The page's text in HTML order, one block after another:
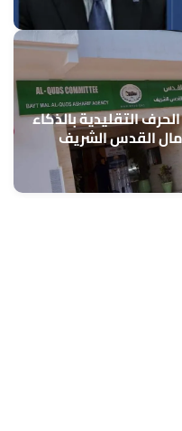
التقليدية بالذكاء
القدس الشريف